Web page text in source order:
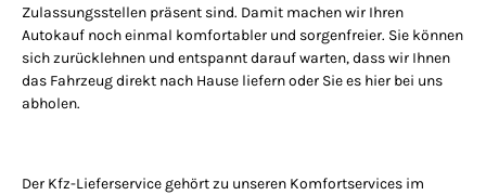
Zulassungsstellen präsent sind. Damit machen wir Ihren
Autokauf noch einmal komfortabler und sorgenfreier. Sie können
sich zurücklehnen und entspannt darauf warten, dass wir Ihnen
das Fahrzeug direkt nach Hause liefern oder Sie es hier bei uns
abholen.
Der Kfz-Lieferservice gehört zu unseren Komfortservices im